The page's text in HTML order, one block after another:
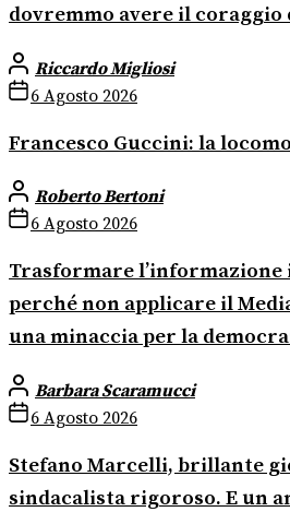
dovremmo avere il
Riccardo Migliosi
6 Agosto 2026
Francesco Guccini: la
Roberto Bertoni
6 Agosto 2026
Trasformare l’informazione
perché non applicare il
una minaccia per la
Barbara Scaramucci
6 Agosto 2026
Stefano Marcelli, brillante
sindacalista rigoroso. E un